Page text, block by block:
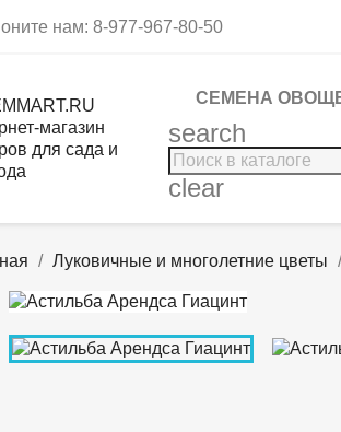
нам: 8-977-967-80-50
СЕМЕНА
search
clear
Луковичные и многолетние цветы